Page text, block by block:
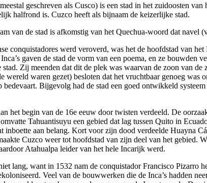
geschreven als Cusco) is een stad in het zuidoosten
halfrond is. Cuzco heeft als bijnaam de keizerlijke stad.
van de stad is afkomstig van het Quechua-woord dat navel
conquistadores werd veroverd, was het de hoofdstad van
gaven de stad de vorm van een poema, en ze
Zij meenden dat dit de plek was waarvan de zoon van
wereld waren gezet) besloten dat het vruchtbaar genoeg
Bijgevolg had de stad een goed ontwikkeld
het begin van de 16e eeuw door twisten verdeeld. De
Tahuantisuyu een gebied dat lag tussen Quito in
aan belang. Kort voor zijn dood verdeelde Huayna
Cuzco weer tot hoofdstad van zijn deel van het
Atahualpa leider van het hele Incarijk werd.
lang, want in 1532 nam de conquistador Francisco
Veel van de bouwwerken die de Inca’s hadden